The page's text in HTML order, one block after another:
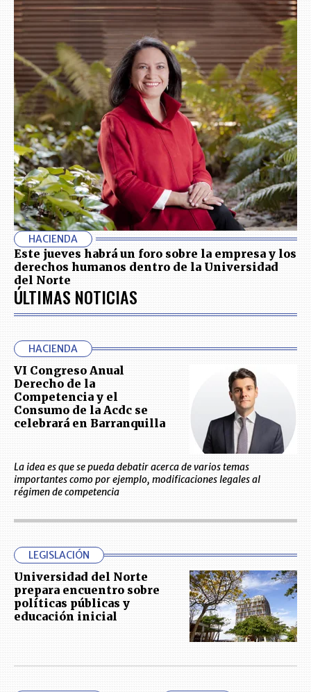
HACIENDA
Este jueves habrá un foro sobre la empresa y los
derechos humanos dentro de la Universidad
del Norte
ÚLTIMAS NOTICIAS
HACIENDA
VI Congreso Anual
Derecho de la
Competencia y el
Consumo de la Acdc se
celebrará en Barranquilla
La idea es que se pueda debatir acerca de varios temas
importantes como por ejemplo, modificaciones legales al
régimen de competencia
LEGISLACIÓN
Universidad del Norte
prepara encuentro sobre
políticas públicas y
educación inicial